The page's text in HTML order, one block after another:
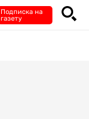
Подписка на
газету